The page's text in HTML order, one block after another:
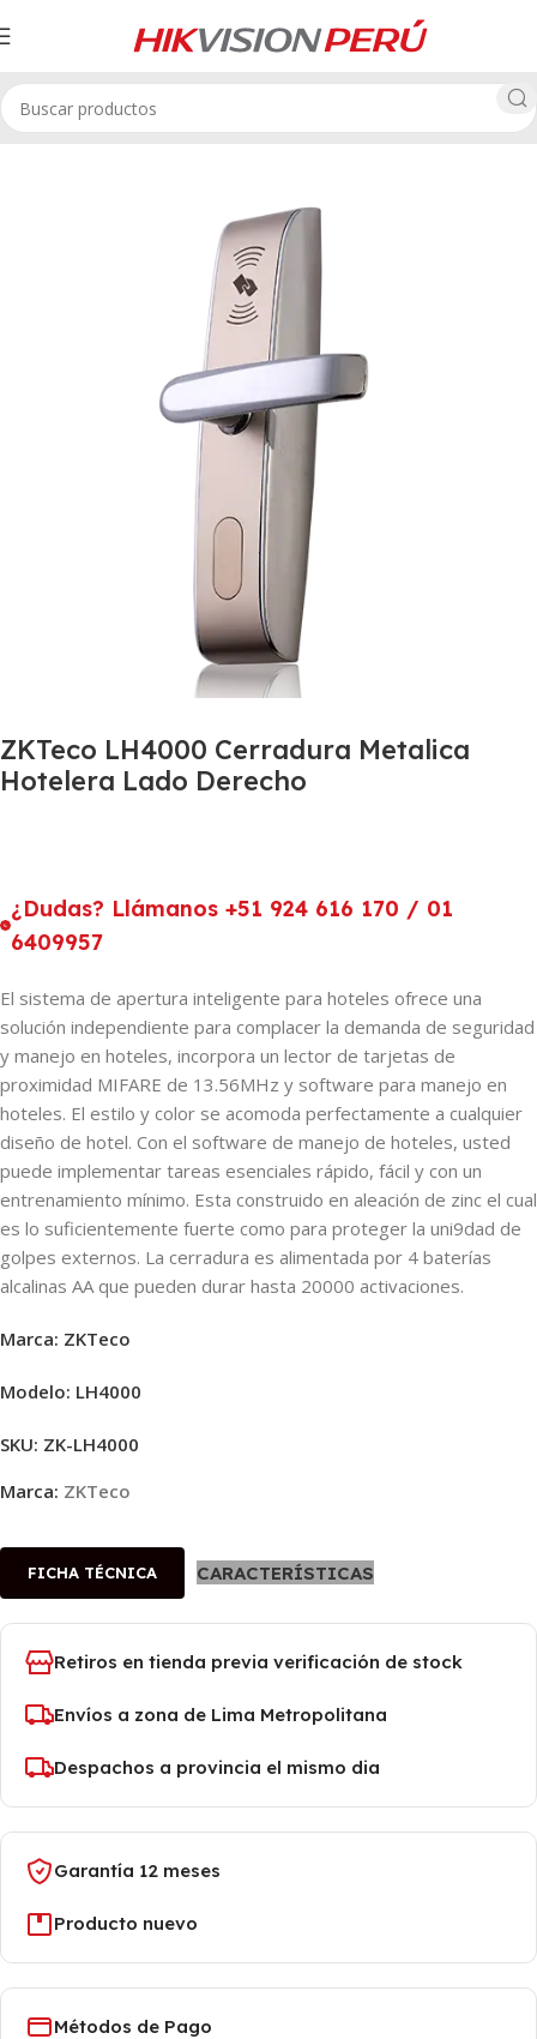
Inicio Control de Acceso Cerraduras Metalica
ZKTeco LH4000 Cerradura Metalica
Hotelera Lado Derecho
¿Dudas? Llámanos +51 924 616 170 / 01
6409957
El sistema de apertura inteligente para hoteles ofrece una
solución independiente para complacer la demanda de seguridad
y manejo en hoteles, incorpora un lector de tarjetas de
proximidad MIFARE de 13.56MHz y software para manejo en
hoteles. El estilo y color se acomoda perfectamente a cualquier
diseño de hotel. Con el software de manejo de hoteles, usted
puede implementar tareas esenciales rápido, fácil y con un
entrenamiento mínimo. Esta construido en aleación de zinc el cual
es lo suficientemente fuerte como para proteger la uni9dad de
golpes externos. La cerradura es alimentada por 4 baterías
alcalinas AA que pueden durar hasta 20000 activaciones.
Marca: ZKTeco
Modelo: LH4000
SKU: ZK-LH4000
Marca: ZKTeco
FICHA TÉCNICA CARACTERÍSTICAS
Retiros en tienda previa verificación de stock
Envíos a zona de Lima Metropolitana
Despachos a provincia el mismo dia
Garantía 12 meses
Producto nuevo
Métodos de Pago